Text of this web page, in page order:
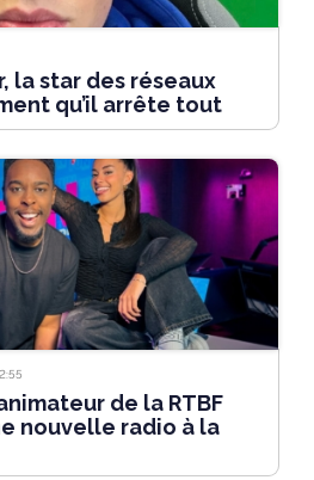
la star des réseaux
qu’il arrête tout
de la RTBF
nouvelle radio à la